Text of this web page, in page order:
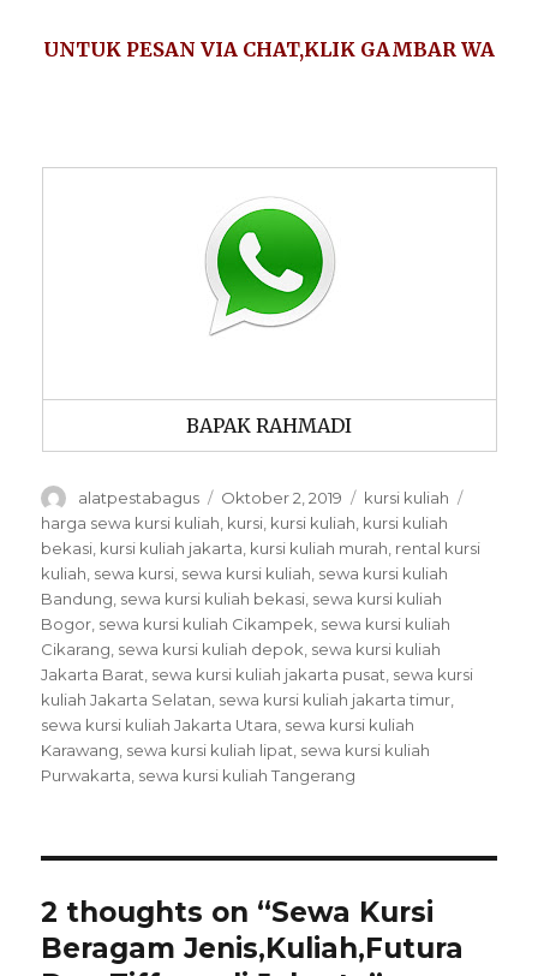
UNTUK PESAN VIA CHAT,KLIK GAMBAR WA
BAPAK RAHMADI
Author
alatpestabagus
Posted
on
Oktober 2, 2019 Categories
kursi kuliah
harga sewa kursi kuliah, kursi, kursi kuliah, kursi kuliah
bekasi, kursi kuliah jakarta, kursi kuliah murah, rental kursi
kuliah, sewa kursi, sewa kursi kuliah, sewa kursi kuliah
Bandung, sewa kursi kuliah bekasi, sewa kursi kuliah
Bogor, sewa kursi kuliah Cikampek, sewa kursi kuliah
Cikarang, sewa kursi kuliah depok, sewa kursi kuliah
Jakarta Barat, sewa kursi kuliah jakarta pusat, sewa kursi
kuliah Jakarta Selatan, sewa kursi kuliah jakarta timur,
sewa kursi kuliah Jakarta Utara, sewa kursi kuliah
Karawang, sewa kursi kuliah lipat, sewa kursi kuliah
Purwakarta, sewa kursi kuliah Tangerang
2 thoughts on “Sewa Kursi
Beragam Jenis,Kuliah,Futura